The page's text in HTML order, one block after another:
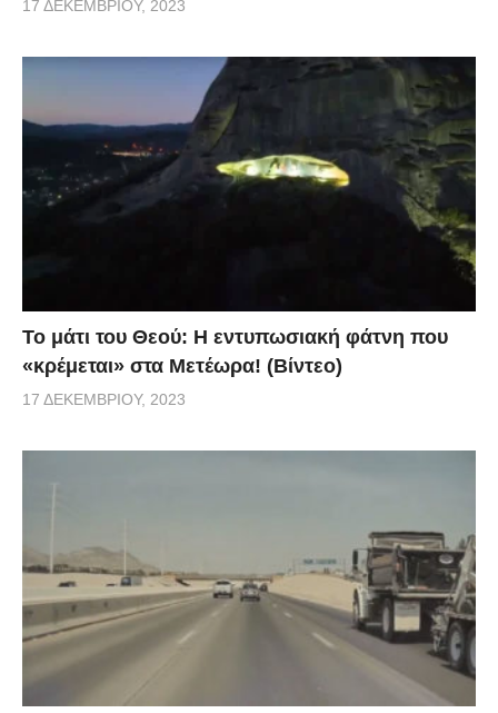
17 ΔΕΚΕΜΒΡΊΟΥ, 2023
Το μάτι του Θεού: Η εντυπωσιακή φάτνη που
«κρέμεται» στα Μετέωρα! (Βίντεο)
17 ΔΕΚΕΜΒΡΊΟΥ, 2023